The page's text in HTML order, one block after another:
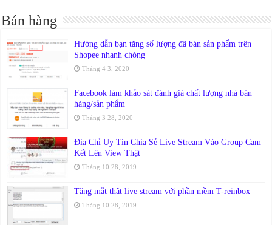
Bán hàng
Hướng dẫn bạn tăng số lượng đã bán sản phẩm trên
Shopee nhanh chóng
Tháng 4 3, 2020
Facebook làm khảo sát đánh giá chất lượng nhà bán
hàng/sản phẩm
Tháng 3 28, 2020
Địa Chỉ Uy Tín Chia Sẻ Live Stream Vào Group Cam
Kết Lên View Thật
Tháng 10 28, 2019
Tăng mắt thật live stream với phần mềm T-reinbox
Tháng 10 28, 2019